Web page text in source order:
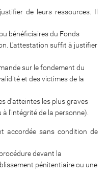
de leurs ressources. Il
bénéficiaires du Fonds
L'attestation suffit à justifier
sur le fondement du
et des victimes de la
d'atteintes les plus graves
l'intégrité de la personne).
accordée sans condition de
devant la
pénitentiaire ou une